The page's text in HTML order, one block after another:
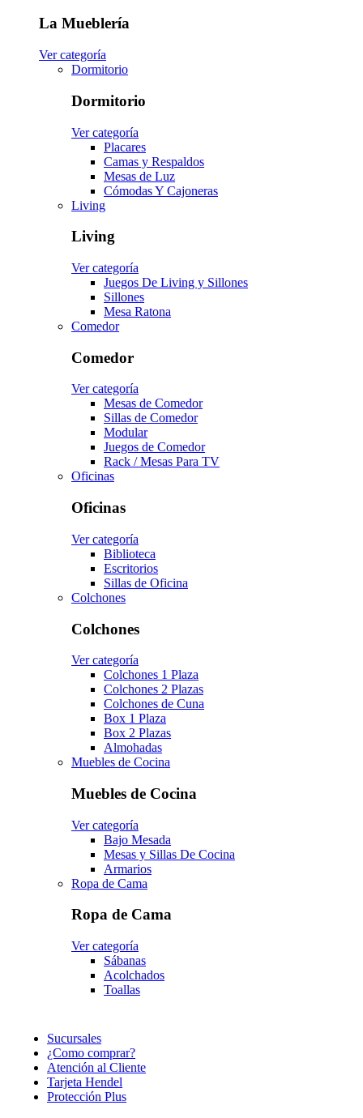
La Mueblería
Ver categoría
Dormitorio
Dormitorio
Ver categoría
Placares
Camas y Respaldos
Mesas de Luz
Cómodas Y Cajoneras
Living
Living
Ver categoría
Juegos De Living y Sillones
Sillones
Mesa Ratona
Comedor
Comedor
Ver categoría
Mesas de Comedor
Sillas de Comedor
Modular
Juegos de Comedor
Rack / Mesas Para TV
Oficinas
Oficinas
Ver categoría
Biblioteca
Escritorios
Sillas de Oficina
Colchones
Colchones
Ver categoría
Colchones 1 Plaza
Colchones 2 Plazas
Colchones de Cuna
Box 1 Plaza
Box 2 Plazas
Almohadas
Muebles de Cocina
Muebles de Cocina
Ver categoría
Bajo Mesada
Mesas y Sillas De Cocina
Armarios
Ropa de Cama
Ropa de Cama
Ver categoría
Sábanas
Acolchados
Toallas
Sucursales
¿Como comprar?
Atención al Cliente
Tarjeta Hendel
Protección Plus